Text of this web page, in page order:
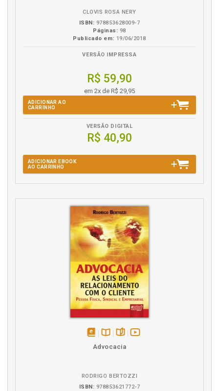
CLOVIS ROSA NERY
ISBN: 978853628009-7
Páginas: 98
Publicado em: 19/06/2018
VERSÃO IMPRESSA
R$ 59,90
em 2x de R$ 29,95
ADICIONAR AO
CARRINHO
VERSÃO DIGITAL
R$ 40,90
ADICIONAR EBOOK
AO CARRINHO
Advocacia
RODRIGO BERTOZZI
ISBN: 978853621772-7